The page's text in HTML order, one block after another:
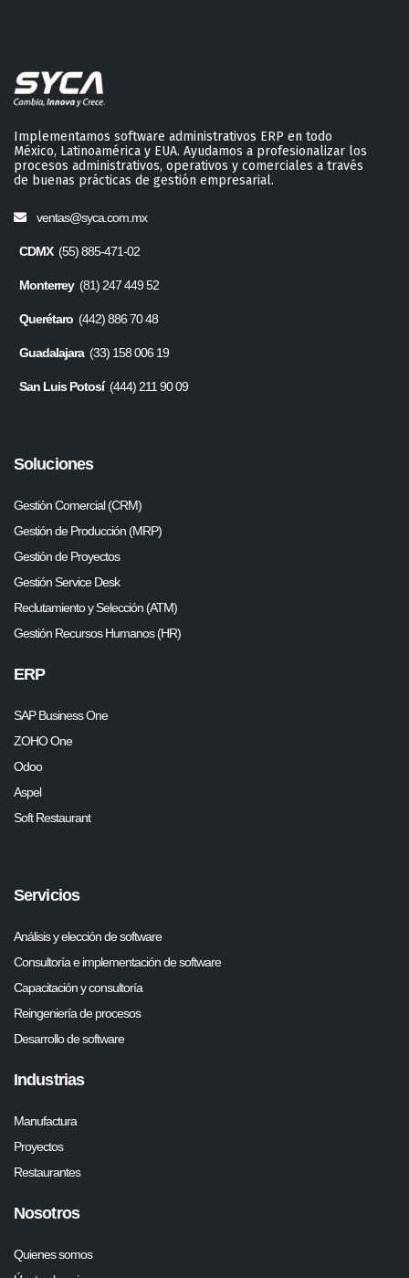
Implementamos software administrativos ERP en todo
México, Latinoamérica y EUA. Ayudamos a profesionalizar los
procesos administrativos, operativos y comerciales a través
de buenas prácticas de gestión empresarial.
ventas@syca.com.mx
CDMX(55) 885-471-02
Monterrey(81) 247 449 52
Querétaro (442) 886 70 48
Guadalajara(33) 158 006 19
San Luis Potosí(444) 211 90 09
Soluciones
Gestión Comercial (CRM)
Gestión de Producción (MRP)
Gestión de Proyectos
Gestión Service Desk
Reclutamiento y Selección (ATM)
Gestión Recursos Humanos (HR)
ERP
SAP Business One
ZOHO One
Odoo
Aspel
Soft Restaurant
Servicios
Análisis y elección de software
Consultoría e implementación de software
Capacitación y consultoría
Reingeniería de procesos
Desarrollo de software
Industrias
Manufactura
Proyectos
Restaurantes
Nosotros
Quienes somos